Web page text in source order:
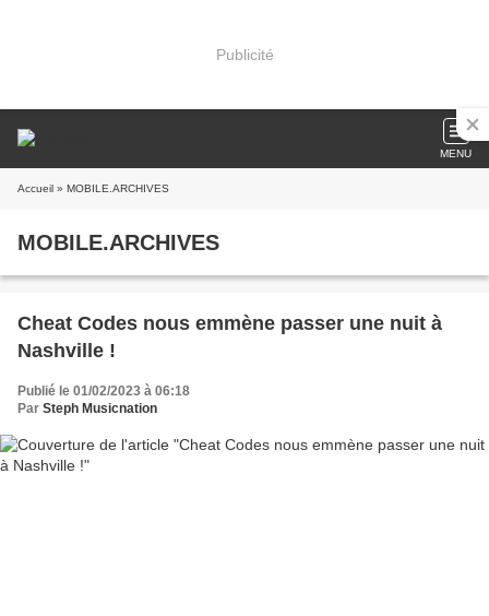
Publicité
MENU
Accueil » MOBILE.ARCHIVES
MOBILE.ARCHIVES
Cheat Codes nous emmène passer une nuit à
Nashville !
Publié le 01/02/2023 à 06:18
Par Steph Musicnation